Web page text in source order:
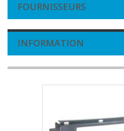
FOURNISSEURS
INFORMATION